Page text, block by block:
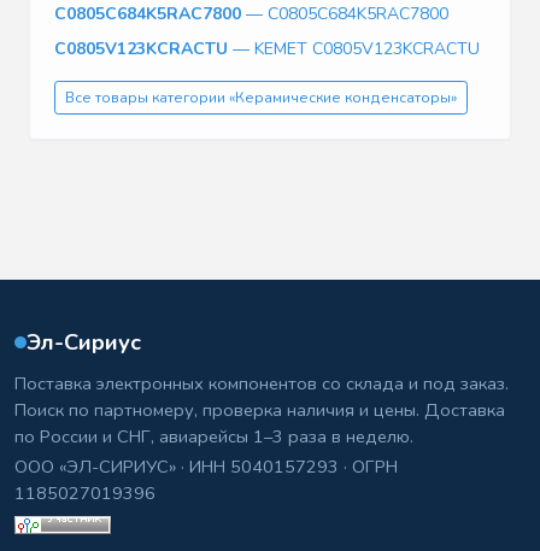
C0805C684K5RAC7800 — C0805C684K5RAC7800
C0805V123KCRACTU — KEMET C0805V123KCRACTU
Все товары категории «Керамические конденсаторы»
Эл-Сириус
Поставка электронных компонентов со склада и под заказ.
Поиск по партномеру, проверка наличия и цены. Доставка
по России и СНГ, авиарейсы 1–3 раза в неделю.
ООО «ЭЛ-СИРИУС» · ИНН 5040157293 · ОГРН
1185027019396